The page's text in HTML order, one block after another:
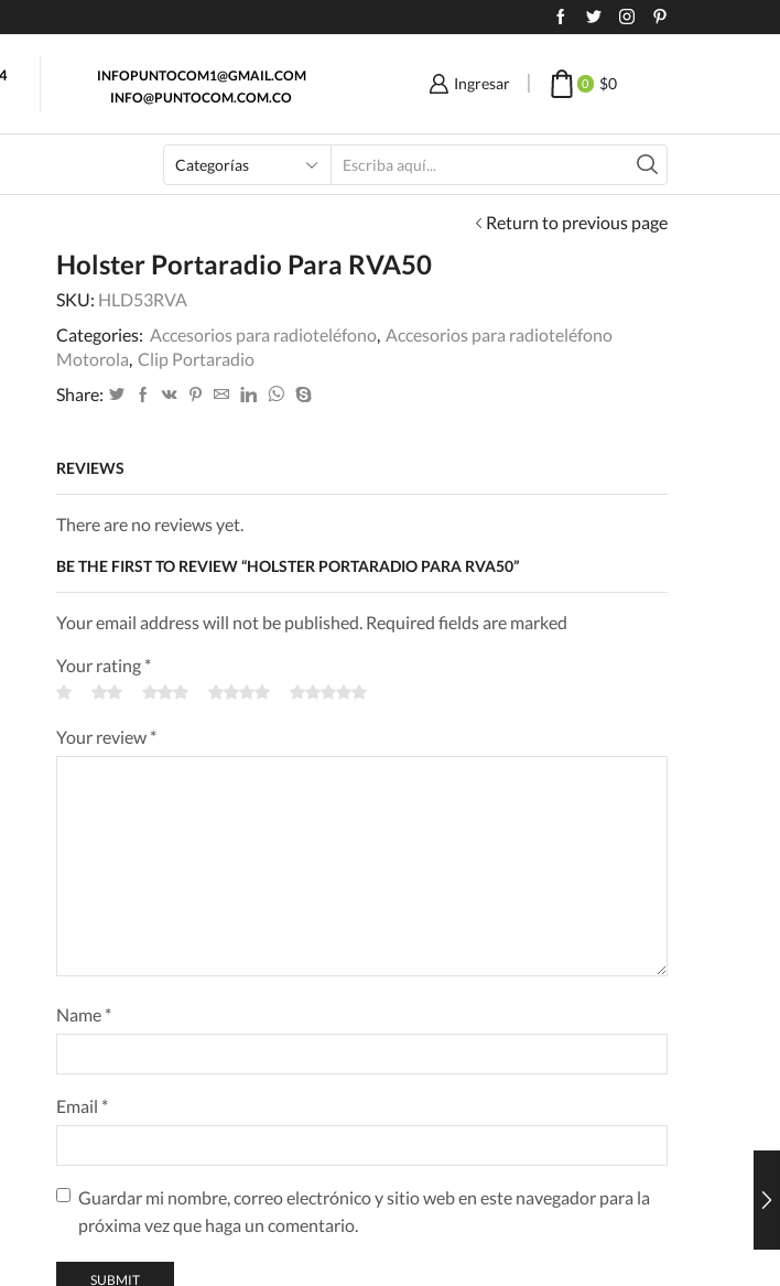
INFOPUNTOCOM1@GMAIL.COM
INFO@PUNTOCOM.COM.CO
Ingresar 0 $0
Search
input
Return to previous page
Holster Portaradio Para RVA50
SKU: HLD53RVA
Categories: Accesorios para radioteléfono, Accesorios para radioteléfono
Motorola, Clip Portaradio
Share:
REVIEWS
There are no reviews yet.
BE THE FIRST TO REVIEW “HOLSTER PORTARADIO PARA RVA50”
Your email address will not be published. Required fields are marked
Your rating *
Your review *
Name *
Email *
Guardar mi nombre, correo electrónico y sitio web en este navegador para la
próxima vez que haga un comentario.